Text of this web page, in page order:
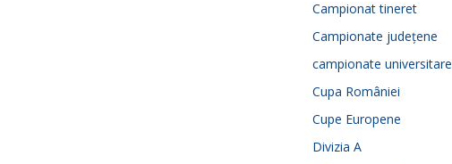
Campionat tineret
Campionate județene
campionate universitare
Cupa României
Cupe Europene
Divizia A